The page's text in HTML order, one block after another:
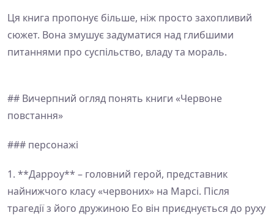
Ця книга пропонує більше, ніж просто захопливий
сюжет. Вона змушує задуматися над глибшими
питаннями про суспільство, владу та мораль.
## Вичерпний огляд понять книги «Червоне
повстання»
### персонажі
1. **Дарроу** – головний герой, представник
найнижчого класу «червоних» на Марсі. Після
трагедії з його дружиною Ео він приєднується до руху